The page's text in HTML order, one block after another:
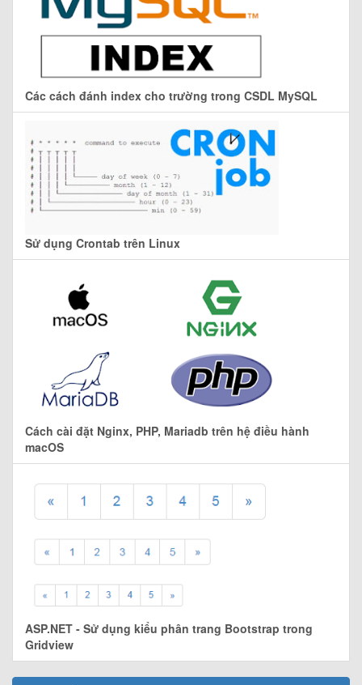
Các cách đánh index cho trường trong CSDL MySQL
Sử dụng Crontab trên Linux
Cách cài đặt Nginx, PHP, Mariadb trên hệ điều hành
macOS
ASP.NET - Sử dụng kiểu phân trang Bootstrap trong
Gridview